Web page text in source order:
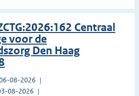
Centraal
voor de
Den Haag
08-2026
08-2026